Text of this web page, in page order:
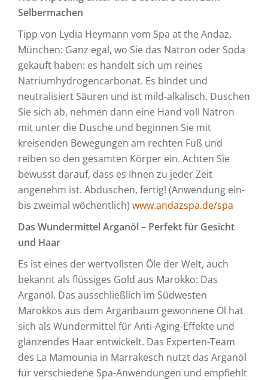
Selbermachen
Tipp von Lydia Heymann vom Spa at the Andaz,
München: Ganz egal, wo Sie das Natron oder Soda
gekauft haben: es handelt sich um reines
Natriumhydrogencarbonat. Es bindet und
neutralisiert Säuren und ist mild-alkalisch. Duschen
Sie sich ab, nehmen dann eine Hand voll Natron
mit unter die Dusche und beginnen Sie mit
kreisenden Bewegungen am rechten Fuß und
reiben so den gesamten Körper ein. Achten Sie
bewusst darauf, dass es Ihnen zu jeder Zeit
angenehm ist. Abduschen, fertig! (Anwendung ein-
bis zweimal wöchentlich) www.andazspa.de/spa
Das Wundermittel Arganöl – Perfekt für Gesicht
und Haar
Es ist eines der wertvollsten Öle der Welt, auch
bekannt als flüssiges Gold aus Marokko: Das
Arganöl. Das ausschließlich im Südwesten
Marokkos aus dem Arganbaum gewonnene Öl hat
sich als Wundermittel für Anti-Aging-Effekte und
glänzendes Haar entwickelt. Das Experten-Team
des La Mamounia in Marrakesch nutzt das Arganöl
für verschiedene Spa-Anwendungen und empfiehlt